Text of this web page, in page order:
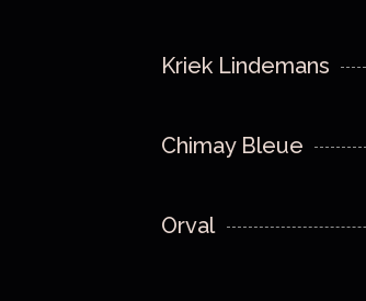
Kriek Lindemans
Chimay Bleue
Orval